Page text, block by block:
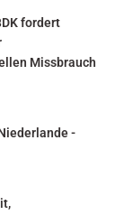
fordert
Missbrauch
-